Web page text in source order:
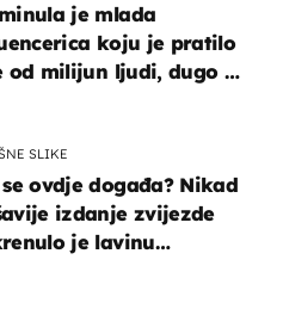
je mlada
koju je pratilo
od milijun ljudi, dugo se
SLIKE
ovdje događa? Nikad
izdanje zvijezde
je lavinu